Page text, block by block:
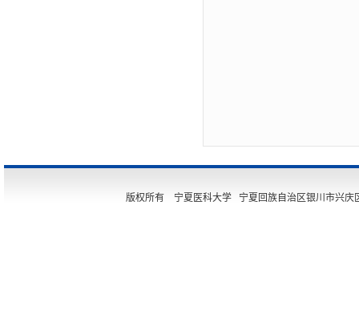
版权所有 宁夏医科大学 宁夏回族自治区银川市兴庆